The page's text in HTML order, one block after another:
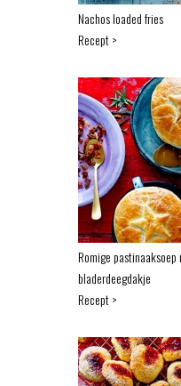
Nachos loaded fries
Recept >
Romige
bladerdeegdakje
Recept >